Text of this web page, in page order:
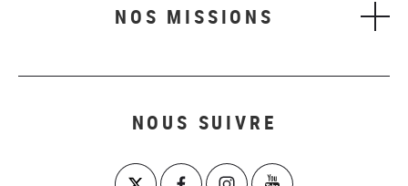
NOS MISSIONS
NOUS SUIVRE